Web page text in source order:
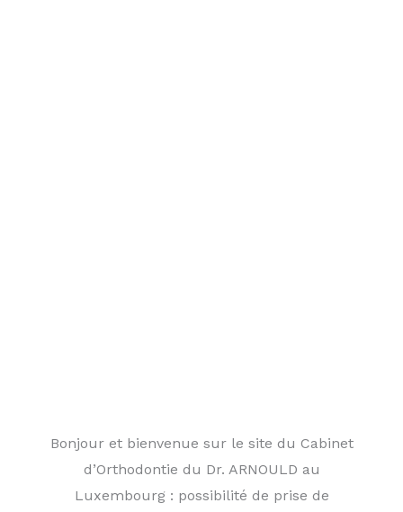
Bonjour et bienvenue sur le site du Cabinet
d’Orthodontie du Dr. ARNOULD au
Luxembourg : possibilité de prise de